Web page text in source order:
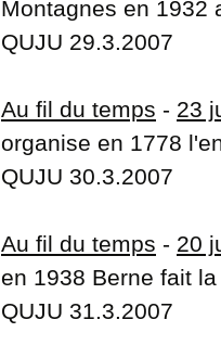
Montagnes en 1932
QUJU 29.3.2007
Au fil du temps - 23
organise en 1778
QUJU 30.3.2007
Au fil du temps - 20
en 1938 Berne fait
QUJU 31.3.2007